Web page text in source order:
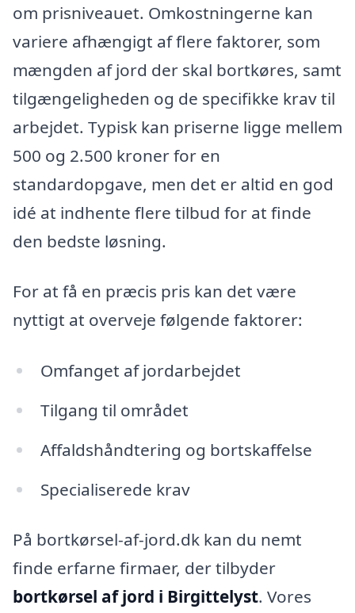
om prisniveauet. Omkostningerne kan
variere afhængigt af flere faktorer, som
mængden af jord der skal bortkøres, samt
tilgængeligheden og de specifikke krav til
arbejdet. Typisk kan priserne ligge mellem
500 og 2.500 kroner for en
standardopgave, men det er altid en god
idé at indhente flere tilbud for at finde
den bedste løsning.
For at få en præcis pris kan det være
nyttigt at overveje følgende faktorer:
Omfanget af jordarbejdet
Tilgang til området
Affaldshåndtering og bortskaffelse
Specialiserede krav
På bortkørsel-af-jord.dk kan du nemt
finde erfarne firmaer, der tilbyder
bortkørsel af jord i Birgittelyst. Vores